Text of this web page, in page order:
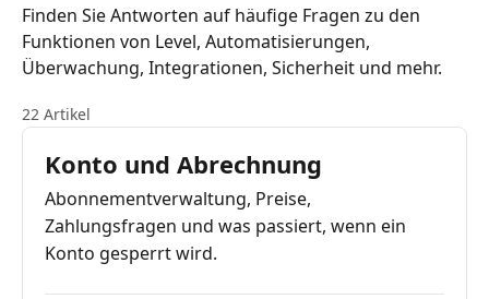
Finden Sie Antworten auf häufige Fragen zu den
Funktionen von Level, Automatisierungen,
Überwachung, Integrationen, Sicherheit und mehr.
22 Artikel
Konto und Abrechnung
Abonnementverwaltung, Preise,
Zahlungsfragen und was passiert, wenn ein
Konto gesperrt wird.